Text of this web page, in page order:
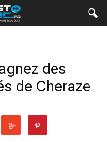
des
de Cheraze